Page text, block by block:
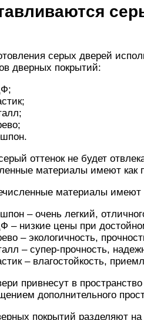
серых дверей
дверных покрытий:
оттенок не будет
материалы имеют как
материалы имеют
– очень легкий,
– низкие цены при
– экологичность,
– супер-прочность,
– влагостойкость,
привнесут в
дополнительного
покрытий разделяют